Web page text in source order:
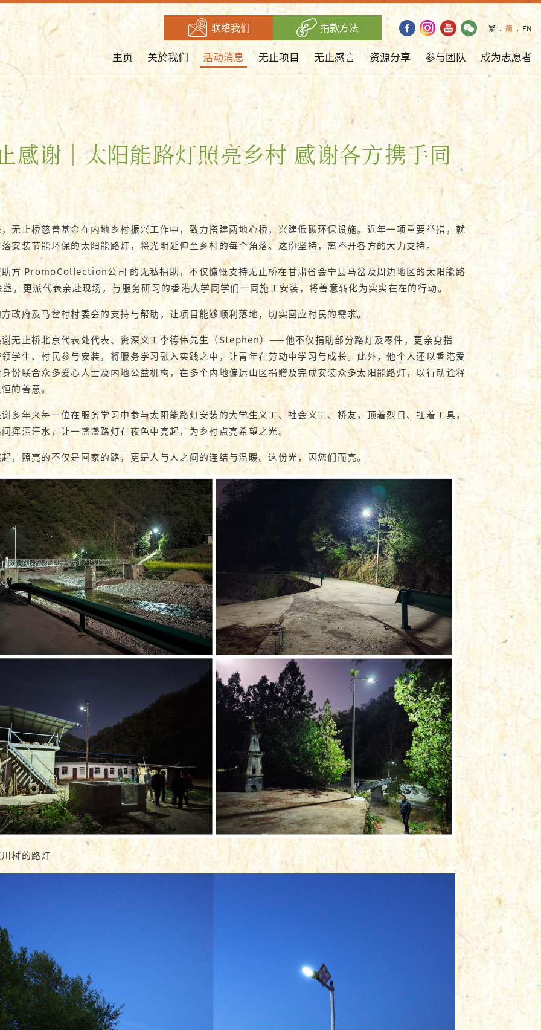
联络我们 捐款方法 繁 ． 简 ． EN
主页 关於我们 活动消息 无止项目 无止感言 资源分享 参与团队 成为志愿者
感谢｜太阳能路灯照亮乡村 感谢各方携手同
无止桥慈善基金在内地乡村振兴工作中，致力搭建两地心桥，兴建低碳环保设施。近年一项重要举措，就
安装节能环保的太阳能路灯，将光明延伸至乡村的每个角落。这份坚持，离不开各方的大力支持。
方 PromoCollection公司 的无私捐助，不仅慷慨支持无止桥在甘肃省会宁县马岔及周边地区的太阳能路
，更派代表亲赴现场，与服务研习的香港大学同学们一同施工安装，将善意转化为实实在在的行动。
政府及马岔村村委会的支持与帮助，让项目能够顺利落地，切实回应村民的需求。
无止桥北京代表处代表、资深义工李德伟先生（Stephen）——他不仅捐助部分路灯及零件，更亲身指
学生、村民参与安装，将服务学习融入实践之中，让青年在劳动中学习与成长。此外，他个人还以香港爱
份联合众多爱心人士及内地公益机构，在多个内地偏远山区捐赠及完成安装众多太阳能路灯，以行动诠释
的善意。
多年来每一位在服务学习中参与太阳能路灯安装的大学生义工、社会义工、桥友，顶着烈日、扛着工具，
挥洒汗水，让一盏盏路灯在夜色中亮起，为乡村点亮希望之光。
，照亮的不仅是回家的路，更是人与人之间的连结与温暖。这份光，因您们而亮。
村的路灯